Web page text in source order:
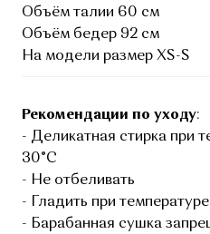
Объём талии 60 см
Объём бедер 92 см
На модели размер XS-S
Рекомендации по уходу:
- Деликатная стирка при
30°C
- Не отбеливать
- Гладить при
- Барабанная сушка